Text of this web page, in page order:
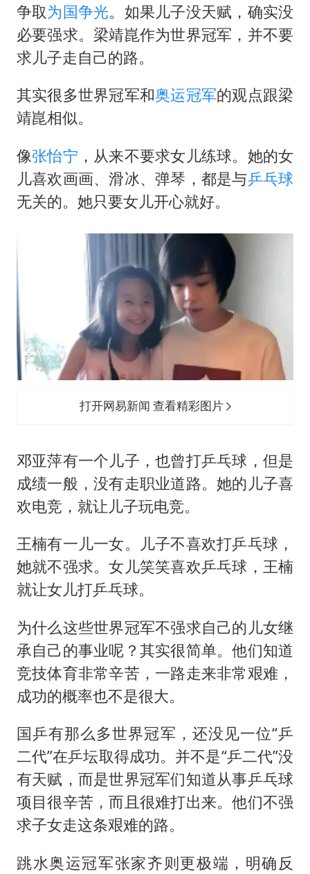
争取为国争光。如果儿子没天赋，确实没
必要强求。梁靖崑作为世界冠军，并不要
求儿子走自己的路。
其实很多世界冠军和奥运冠军的观点跟梁
靖崑相似。
像张怡宁 ，从来不要求女儿练球。她的女
儿喜欢画画、滑冰、弹琴，都是与乒乓球
无关的。她只要女儿开心就好。
打开网易新闻 查看精彩图片
邓亚萍有一个儿子，也曾打乒乓球，但是
成绩一般，没有走职业道路。她的儿子喜
欢电竞，就让儿子玩电竞。
王楠有一儿一女。儿子不喜欢打乒乓球，
她就不强求。女儿笑笑喜欢乒乓球，王楠
就让女儿打乒乓球。
为什么这些世界冠军不强求自己的儿女继
承自己的事业呢？其实很简单。他们知道
竞技体育非常辛苦，一路走来非常艰难，
成功的概率也不是很大。
国乒有那么多世界冠军，还没见一位“乒
二代”在乒坛取得成功。并不是“乒二代”没
有天赋，而是世界冠军们知道从事乒乓球
项目很辛苦，而且很难打出来。他们不强
求子女走这条艰难的路。
跳水奥运冠军张家齐则更极端，明确反